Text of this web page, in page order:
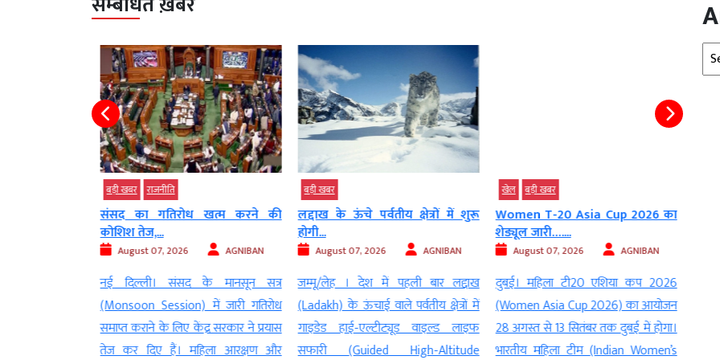
बड़ी खबर राजनीति
संसद का गतिरोध खत्म करने की
कोशिश तेज,...
August 07, 2026 AGNIBAN
नई दिल्ली। संसद के मानसून सत्र
(Monsoon Session) में जारी गतिरोध
समाप्त कराने के लिए केंद्र सरकार ने प्रयास
तेज कर दिए हैं। महिला आरक्षण और
बड़ी खबर
लद्दाख के ऊंचे पर्वतीय क्षेत्रों में शुरू
होगी...
August 07, 2026 AGNIBAN
जम्मू/लेह । देश में पहली बार लद्दाख
(Ladakh) के ऊंचाई वाले पर्वतीय क्षेत्रों में
गाइडेड हाई-एल्टीट्यूड वाइल्ड लाइफ
सफारी (Guided High-Altitude
खेल बड़ी खबर
Women T-20 Asia Cup 2026 का
शेड्यूल जारी…....
August 07, 2026 AGNIBAN
दुबई। महिला टी20 एशिया कप 2026
(Women Asia Cup 2026) का आयोजन
28 अगस्त से 13 सितंबर तक दुबई में होगा।
भारतीय महिला टीम (Indian Women’s